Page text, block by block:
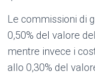
Le commissioni di
0,50% del valore
mentre invece i
allo 0,30% del